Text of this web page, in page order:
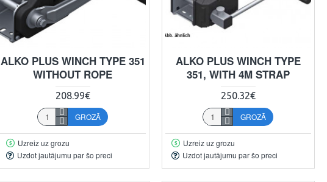
ALKO PLUS WINCH TYPE 351
WITHOUT ROPE
208.99€
GROZĀ
Uzreiz uz grozu
Uzdot jautājumu par šo preci
ALKO PLUS WINCH TYPE
351, WITH 4M STRAP
250.32€
GROZĀ
Uzreiz uz grozu
Uzdot jautājumu par šo preci